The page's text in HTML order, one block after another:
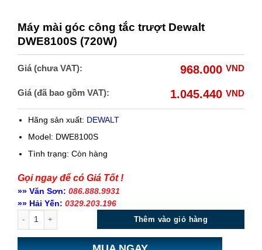
Máy mài góc công tắc trượt Dewalt
DWE8100S (720W)
Giá (chưa VAT): 968.000 VND
Giá (đã bao gồm VAT): 1.045.440 VND
Hãng sản xuất: DEWALT
Model: DWE8100S
Tình trạng: Còn hàng
Gọi ngay để có Giá Tốt !
»» Văn Sơn: 086.888.9931
»» Hải Yến: 0329.203.196
Thêm vào giỏ hàng